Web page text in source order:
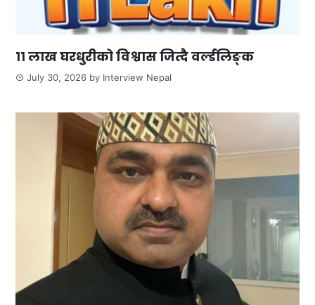
११ लाख घरधुरीको विश्वास जित्दै वर्ल्डलिङ्क
July 30, 2026 by Interview Nepal